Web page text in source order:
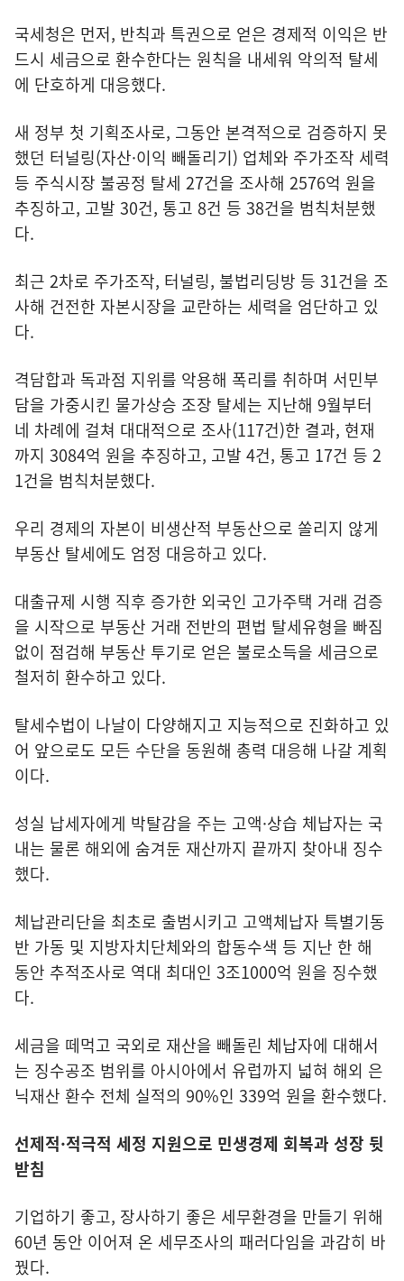
국세청은 먼저, 반칙과 특권으로 얻은 경제적 이익은 반
드시 세금으로 환수한다는 원칙을 내세워 악의적 탈세
에 단호하게 대응했다.
새 정부 첫 기획조사로, 그동안 본격적으로 검증하지 못
했던 터널링(자산·이익 빼돌리기) 업체와 주가조작 세력
등 주식시장 불공정 탈세 27건을 조사해 2576억 원을
추징하고, 고발 30건, 통고 8건 등 38건을 범칙처분했
다.
최근 2차로 주가조작, 터널링, 불법리딩방 등 31건을 조
사해 건전한 자본시장을 교란하는 세력을 엄단하고 있
다.
격담합과 독과점 지위를 악용해 폭리를 취하며 서민부
담을 가중시킨 물가상승 조장 탈세는 지난해 9월부터
네 차례에 걸쳐 대대적으로 조사(117건)한 결과, 현재
까지 3084억 원을 추징하고, 고발 4건, 통고 17건 등 2
1건을 범칙처분했다.
우리 경제의 자본이 비생산적 부동산으로 쏠리지 않게
부동산 탈세에도 엄정 대응하고 있다.
대출규제 시행 직후 증가한 외국인 고가주택 거래 검증
을 시작으로 부동산 거래 전반의 편법 탈세유형을 빠짐
없이 점검해 부동산 투기로 얻은 불로소득을 세금으로
철저히 환수하고 있다.
탈세수법이 나날이 다양해지고 지능적으로 진화하고 있
어 앞으로도 모든 수단을 동원해 총력 대응해 나갈 계획
이다.
성실 납세자에게 박탈감을 주는 고액·상습 체납자는 국
내는 물론 해외에 숨겨둔 재산까지 끝까지 찾아내 징수
했다.
체납관리단을 최초로 출범시키고 고액체납자 특별기동
반 가동 및 지방자치단체와의 합동수색 등 지난 한 해
동안 추적조사로 역대 최대인 3조1000억 원을 징수했
다.
세금을 떼먹고 국외로 재산을 빼돌린 체납자에 대해서
는 징수공조 범위를 아시아에서 유럽까지 넓혀 해외 은
닉재산 환수 전체 실적의 90%인 339억 원을 환수했다.
선제적·적극적 세정 지원으로 민생경제 회복과 성장 뒷
받침
기업하기 좋고, 장사하기 좋은 세무환경을 만들기 위해
60년 동안 이어져 온 세무조사의 패러다임을 과감히 바
꿨다.